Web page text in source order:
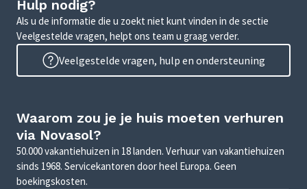
Hulp nodig?
Als u de informatie die u zoekt niet kunt vinden in de sectie
Veelgestelde vragen, helpt ons team u graag verder.
Veelgestelde vragen, hulp en ondersteuning
Waarom zou je je huis moeten verhuren
via Novasol?
50.000 vakantiehuizen in 18 landen. Verhuur van vakantiehuizen
sinds 1968. Servicekantoren door heel Europa. Geen
boekingskosten.